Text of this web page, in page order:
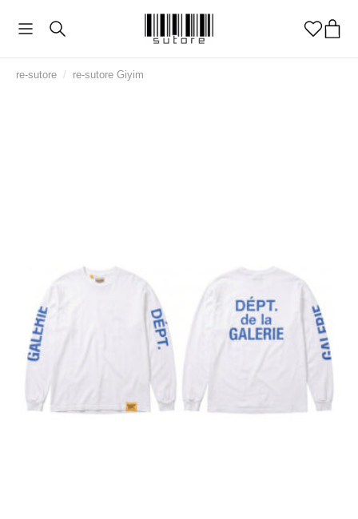
re-sutore / re-sutore Giyim